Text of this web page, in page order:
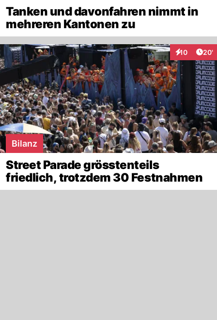
Tanken und davonfahren nimmt in
mehreren Kantonen zu
10
Interaktionen
20'
Bilanz
Street Parade grösstenteils
friedlich, trotzdem 30 Festnahmen